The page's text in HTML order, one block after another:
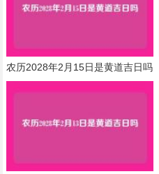
农历2028年2月15日是黄道吉日吗